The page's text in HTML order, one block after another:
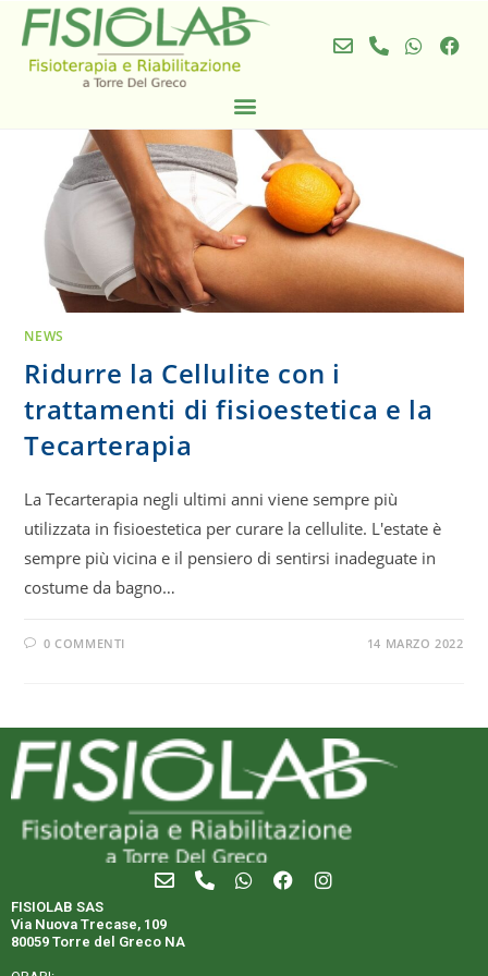
NEWS
Ridurre la Cellulite con i
trattamenti di fisioestetica e la
Tecarterapia
La Tecarterapia negli ultimi anni viene sempre più
utilizzata in fisioestetica per curare la cellulite. L'estate è
sempre più vicina e il pensiero di sentirsi inadeguate in
costume da bagno…
0 COMMENTI 14 MARZO 2022
FISIOLAB SAS
Via Nuova Trecase, 109
80059 Torre del Greco NA